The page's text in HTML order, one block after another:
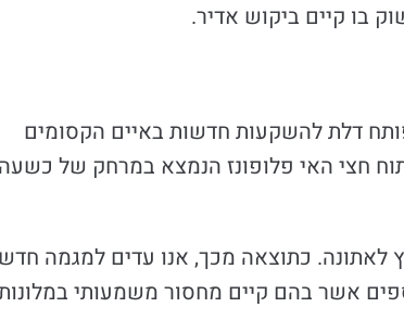
בו קיים ביקוש אדיר.
דלת להשקעות חדשות באיים הקסומים
יורו מצד ממשלת יוון בפיתוח חצי האי פלופונז הנמצא במרחק של כשעה
לאתונה. כתוצאה מכך, אנו עדים למגמה
אשר בהם קיים מחסור משמעותי